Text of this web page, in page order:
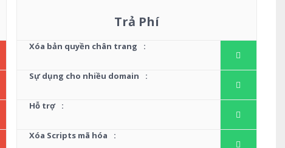
Trả Phí
Xóa bản quyền chân trang :
Sự dụng cho nhiều domain :
Hỗ trợ :
Xóa Scripts mã hóa :